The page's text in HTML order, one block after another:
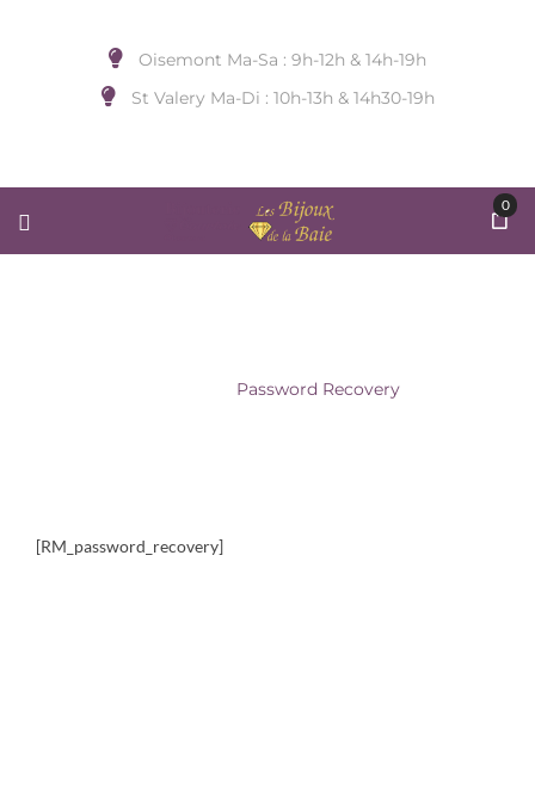
Oisemont Ma-Sa : 9h-12h & 14h-19h
St Valery Ma-Di : 10h-13h & 14h30-19h
0
Password Recovery
[RM_password_recovery]